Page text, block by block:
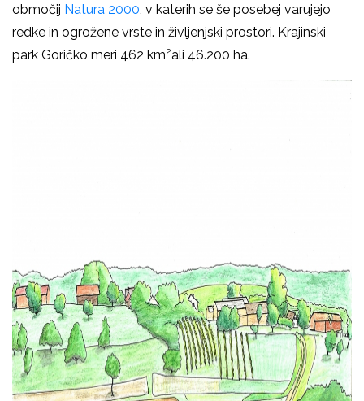
območij Natura 2000, v katerih se še posebej varujejo
redke in ogrožene vrste in življenjski prostori. Krajinski
park Goričko meri 462 km2ali 46.200 ha.